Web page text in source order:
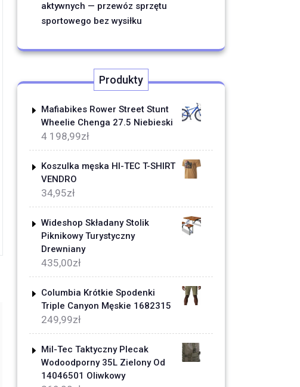
aktywnych — przewóz sprzętu
sportowego bez wysiłku
Produkty
Mafiabikes Rower Street Stunt
Wheelie Chenga 27.5 Niebieski
4 198,99zł
Koszulka męska HI-TEC T-SHIRT
VENDRO
34,95zł
Wideshop Składany Stolik
Piknikowy Turystyczny
Drewniany
435,00zł
Columbia Krótkie Spodenki
Triple Canyon Męskie 1682315
249,99zł
Mil-Tec Taktyczny Plecak
Wodoodporny 35L Zielony Od
14046501 Oliwkowy